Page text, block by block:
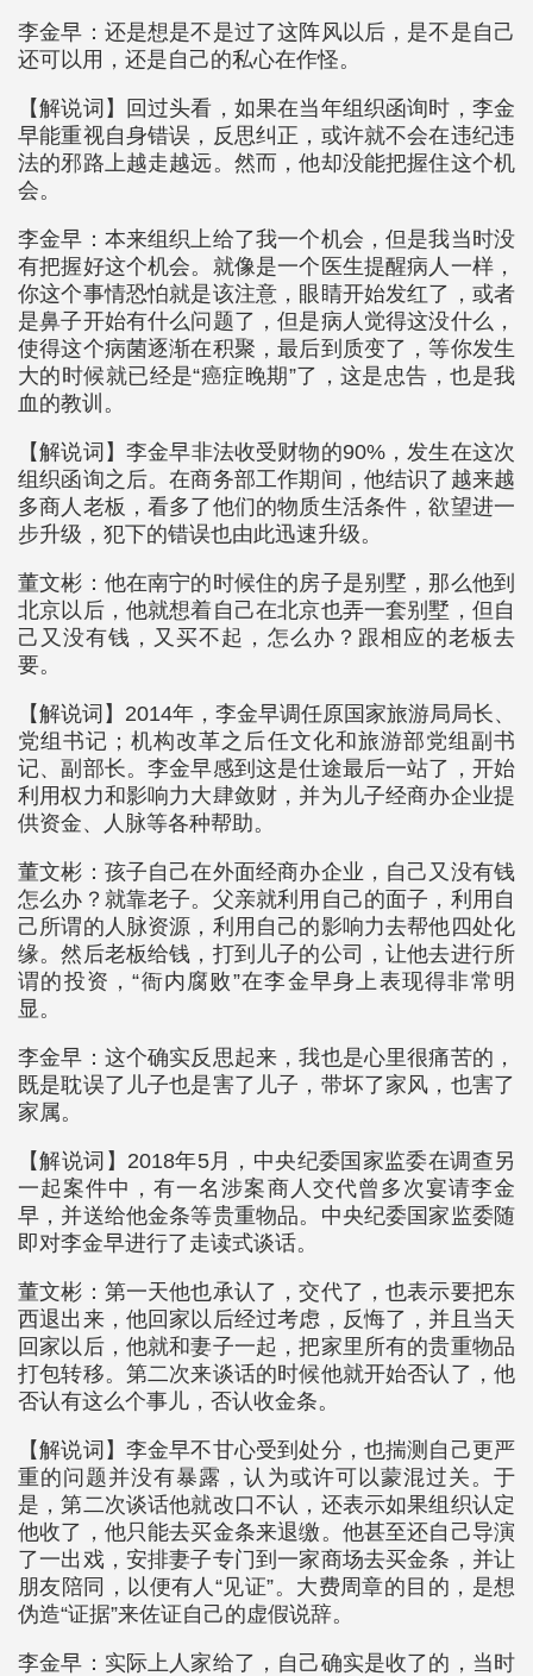
李金早：还是想是不是过了这阵风以后，是不是自己
还可以用，还是自己的私心在作怪。
【解说词】回过头看，如果在当年组织函询时，李金
早能重视自身错误，反思纠正，或许就不会在违纪违
法的邪路上越走越远。然而，他却没能把握住这个机
会。
李金早：本来组织上给了我一个机会，但是我当时没
有把握好这个机会。就像是一个医生提醒病人一样，
你这个事情恐怕就是该注意，眼睛开始发红了，或者
是鼻子开始有什么问题了，但是病人觉得这没什么，
使得这个病菌逐渐在积聚，最后到质变了，等你发生
大的时候就已经是“癌症晚期”了，这是忠告，也是我
血的教训。
【解说词】李金早非法收受财物的90%，发生在这次
组织函询之后。在商务部工作期间，他结识了越来越
多商人老板，看多了他们的物质生活条件，欲望进一
步升级，犯下的错误也由此迅速升级。
董文彬：他在南宁的时候住的房子是别墅，那么他到
北京以后，他就想着自己在北京也弄一套别墅，但自
己又没有钱，又买不起，怎么办？跟相应的老板去
要。
【解说词】2014年，李金早调任原国家旅游局局长、
党组书记；机构改革之后任文化和旅游部党组副书
记、副部长。李金早感到这是仕途最后一站了，开始
利用权力和影响力大肆敛财，并为儿子经商办企业提
供资金、人脉等各种帮助。
董文彬：孩子自己在外面经商办企业，自己又没有钱
怎么办？就靠老子。父亲就利用自己的面子，利用自
己所谓的人脉资源，利用自己的影响力去帮他四处化
缘。然后老板给钱，打到儿子的公司，让他去进行所
谓的投资，“衙内腐败”在李金早身上表现得非常明
显。
李金早：这个确实反思起来，我也是心里很痛苦的，
既是耽误了儿子也是害了儿子，带坏了家风，也害了
家属。
【解说词】2018年5月，中央纪委国家监委在调查另
一起案件中，有一名涉案商人交代曾多次宴请李金
早，并送给他金条等贵重物品。中央纪委国家监委随
即对李金早进行了走读式谈话。
董文彬：第一天他也承认了，交代了，也表示要把东
西退出来，他回家以后经过考虑，反悔了，并且当天
回家以后，他就和妻子一起，把家里所有的贵重物品
打包转移。第二次来谈话的时候他就开始否认了，他
否认有这么个事儿，否认收金条。
【解说词】李金早不甘心受到处分，也揣测自己更严
重的问题并没有暴露，认为或许可以蒙混过关。于
是，第二次谈话他就改口不认，还表示如果组织认定
他收了，他只能去买金条来退缴。他甚至还自己导演
了一出戏，安排妻子专门到一家商场去买金条，并让
朋友陪同，以便有人“见证”。大费周章的目的，是想
伪造“证据”来佐证自己的虚假说辞。
李金早：实际上人家给了，自己确实是收了的，当时